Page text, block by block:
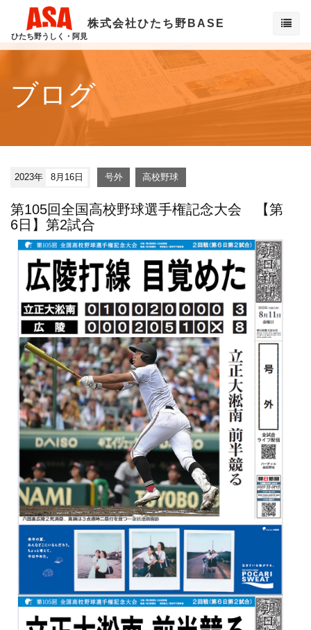
ひたち野うしく・阿見
株式会社ひたち野BASE
ブログ
2023年 8月16日 号外 高校野球
第105回全国高校野球選手権記念大会 【第
6日】第2試合